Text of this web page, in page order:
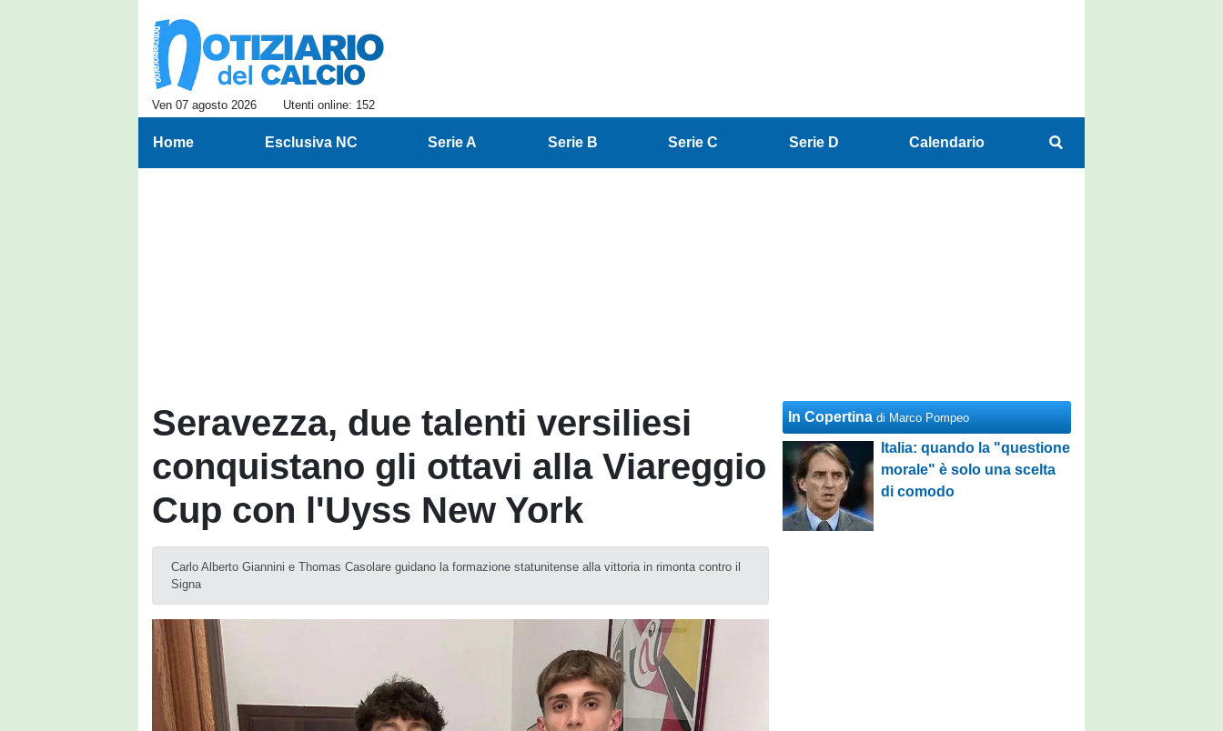
Ven 07 agosto 2026 Utenti online: 152
Home Esclusiva NC Serie A Serie B Serie C Serie D Calendario
Seravezza, due talenti versiliesi
conquistano gli ottavi alla Viareggio
Cup con l'Uyss New York
Carlo Alberto Giannini e Thomas Casolare guidano la formazione statunitense alla vittoria in rimonta contro il
Signa
In Copertina di Marco Pompeo
Italia: quando la "questione
morale" è solo una scelta
di comodo